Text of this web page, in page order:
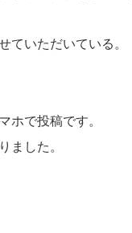
ていただいている。
ホで投稿です。
ました。